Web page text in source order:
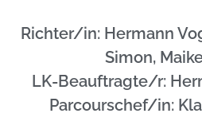
Richter/in: Hermann
Simon,
LK-Beauftragte/r:
Parcourschef/in: